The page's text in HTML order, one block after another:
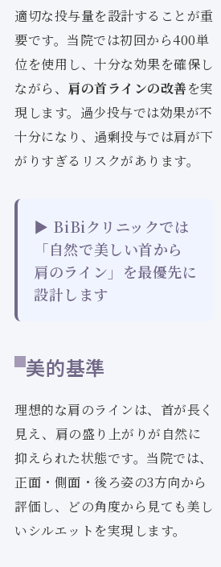
適切な投与量を設計することが重
要です。当院では初回から400単
位を使用し、十分な効果を確保し
ながら、 肩の首ラインの改善を実
現します。過少投与では効果が不
十分になり、過剰投与では肩が下
がりすぎるリスクがあります。
▶ BiBiクリニックでは
「自然で美しい首から
肩のライン」を最優先に
設計します
美的基準
理想的な肩のラインは、首が長く
見え、肩の盛り上がりが自然に
抑えられた状態です。当院では、
正面・側面・後ろ姿の3方向から
評価し、どの角度から見ても美し
いシルエットを実現します。